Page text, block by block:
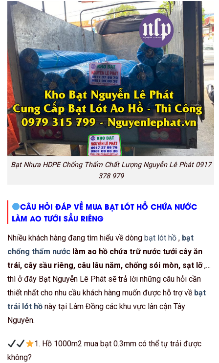
Bạt Nhựa HDPE Chống Thấm Chất Lượng Nguyễn Lê Phát 0917
378 979
CÂU HỎI ĐÁP VỀ MUA BẠT LÓT HỒ CHỨA NƯỚC
LÀM AO TƯỚI SẦU RIÊNG
Nhiều khách hàng đang tìm hiểu về dòng bạt lót hồ , bạt
chống thấm nước làm ao hồ chứa trữ nước tưới cây ăn
trái, cây sầu riêng, câu lâu năm, chống sói mòn, sạt lỡ,…
thì ở đây Bạt Nguyễn Lê Phát sẽ trả lời những câu hỏi cần
thiết nhất cho nhu cầu khách hàng muốn được hỗ trợ về bạt
trải lót hồ này tại Lâm Đồng các khu vực lân cận Tây
Nguyên.
1. Hồ 1000m2 mua bạt 0.3mm có thể tự trải được
không?